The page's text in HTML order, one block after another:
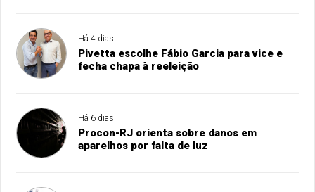
Há 4 dias
Pivetta escolhe Fábio Garcia para vice e
fecha chapa à reeleição
Há 6 dias
Procon-RJ orienta sobre danos em
aparelhos por falta de luz